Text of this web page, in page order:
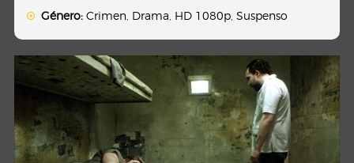
Género: Crimen Drama HD 1080p ,Suspenso